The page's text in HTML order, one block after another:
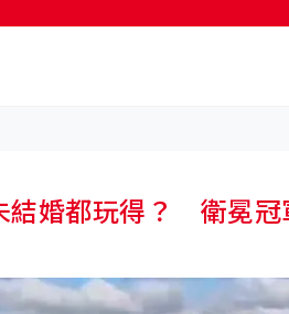
婚都玩得？ 衛冕冠